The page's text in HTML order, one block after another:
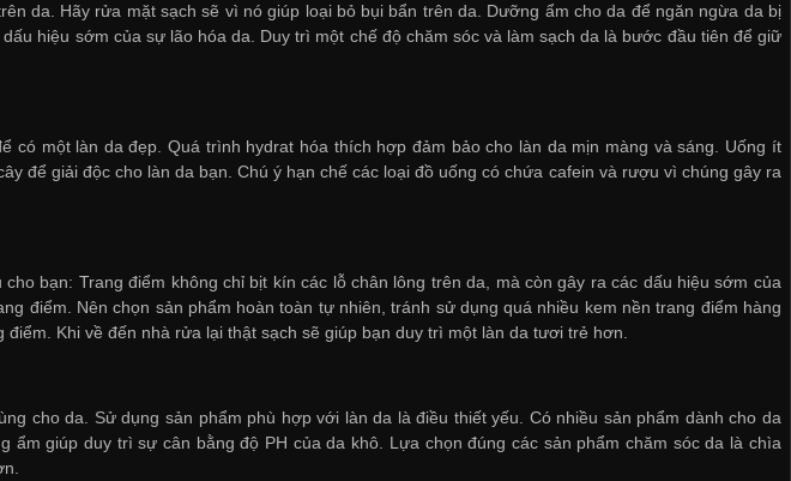
da. Hãy rửa mặt sạch sẽ vì nó giúp loại bỏ bụi bẩn trên da. Dưỡng ẩm cho da để ngăn ngừa da bị
hiệu sớm của sự lão hóa da. Duy trì một chế độ chăm sóc và làm sạch da là bước đầu tiên để giữ
có một làn da đẹp. Quá trình hydrat hóa thích hợp đảm bảo cho làn da mịn màng và sáng. Uống ít
để giải độc cho làn da bạn. Chú ý hạn chế các loại đồ uống có chứa cafein và rượu vì chúng gây ra
bạn: Trang điểm không chỉ bịt kín các lỗ chân lông trên da, mà còn gây ra các dấu hiệu sớm của
điểm. Nên chọn sản phẩm hoàn toàn tự nhiên, tránh sử dụng quá nhiều kem nền trang điểm hàng
Khi về đến nhà rửa lại thật sạch sẽ giúp bạn duy trì một làn da tươi trẻ hơn.
cho da. Sử dụng sản phẩm phù hợp với làn da là điều thiết yếu. Có nhiều sản phẩm dành cho da
ẩm giúp duy trì sự cân bằng độ PH của da khô. Lựa chọn đúng các sản phẩm chăm sóc da là chìa